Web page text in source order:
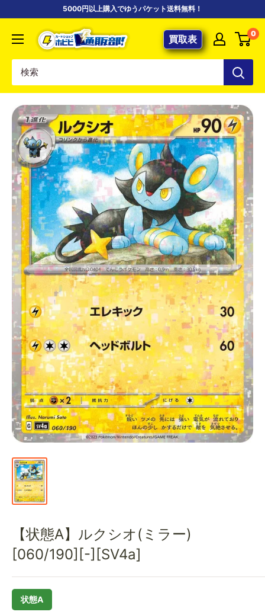
5000円以上購入でゆうパケット送料無料！
【ポ
ケ
専
門
店】
カ
ー
ド
シ
ョ
ッ
プ
ホ
ビ
ビ
通
販
部
買取表 0
【状態A】ルクシオ(ミラー)
[060/190][-][SV4a]
状態A